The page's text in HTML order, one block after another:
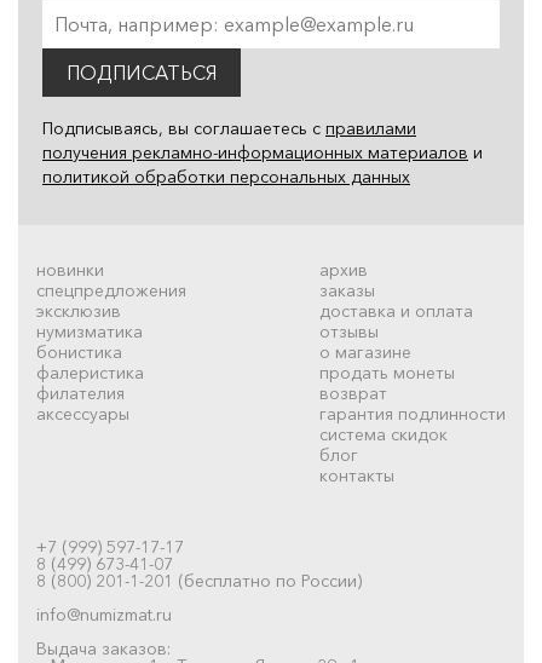
ПОДПИСАТЬСЯ
Подписываясь, вы соглашаетесь с правилами
получения рекламно-информационных материалов и
политикой обработки персональных данных
новинки
спецпредложения
эксклюзив
нумизматика
бонистика
фалеристика
филателия
аксессуары
архив
заказы
доставка и оплата
отзывы
о магазине
продать монеты
возврат
гарантия подлинности
система скидок
блог
контакты
+7 (999) 597-17-17
8 (499) 673-41-07
8 (800) 201-1-201 (бесплатно по России)
info@numizmat.ru
Выдача заказов: